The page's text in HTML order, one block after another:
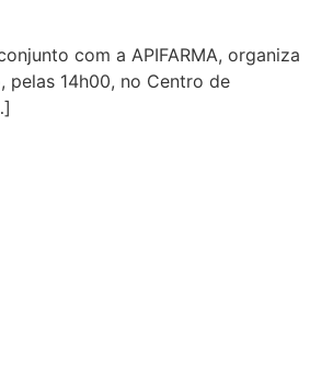
com a APIFARMA, organiza
pelas 14h00, no Centro de